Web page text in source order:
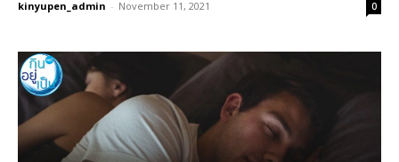
kinyupen_admin - November 11, 2021 0